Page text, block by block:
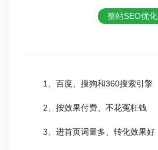
整站SEO优化
1、百度、搜狗和360搜索引擎
2、按效果付费、不花冤枉钱
3、进首页词量多、转化效果好